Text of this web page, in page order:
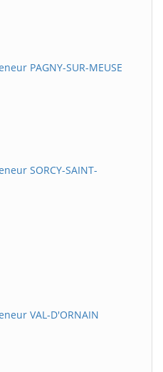
PAGNY-SUR-MEUSE
SORCY-SAINT-
VAL-D'ORNAIN